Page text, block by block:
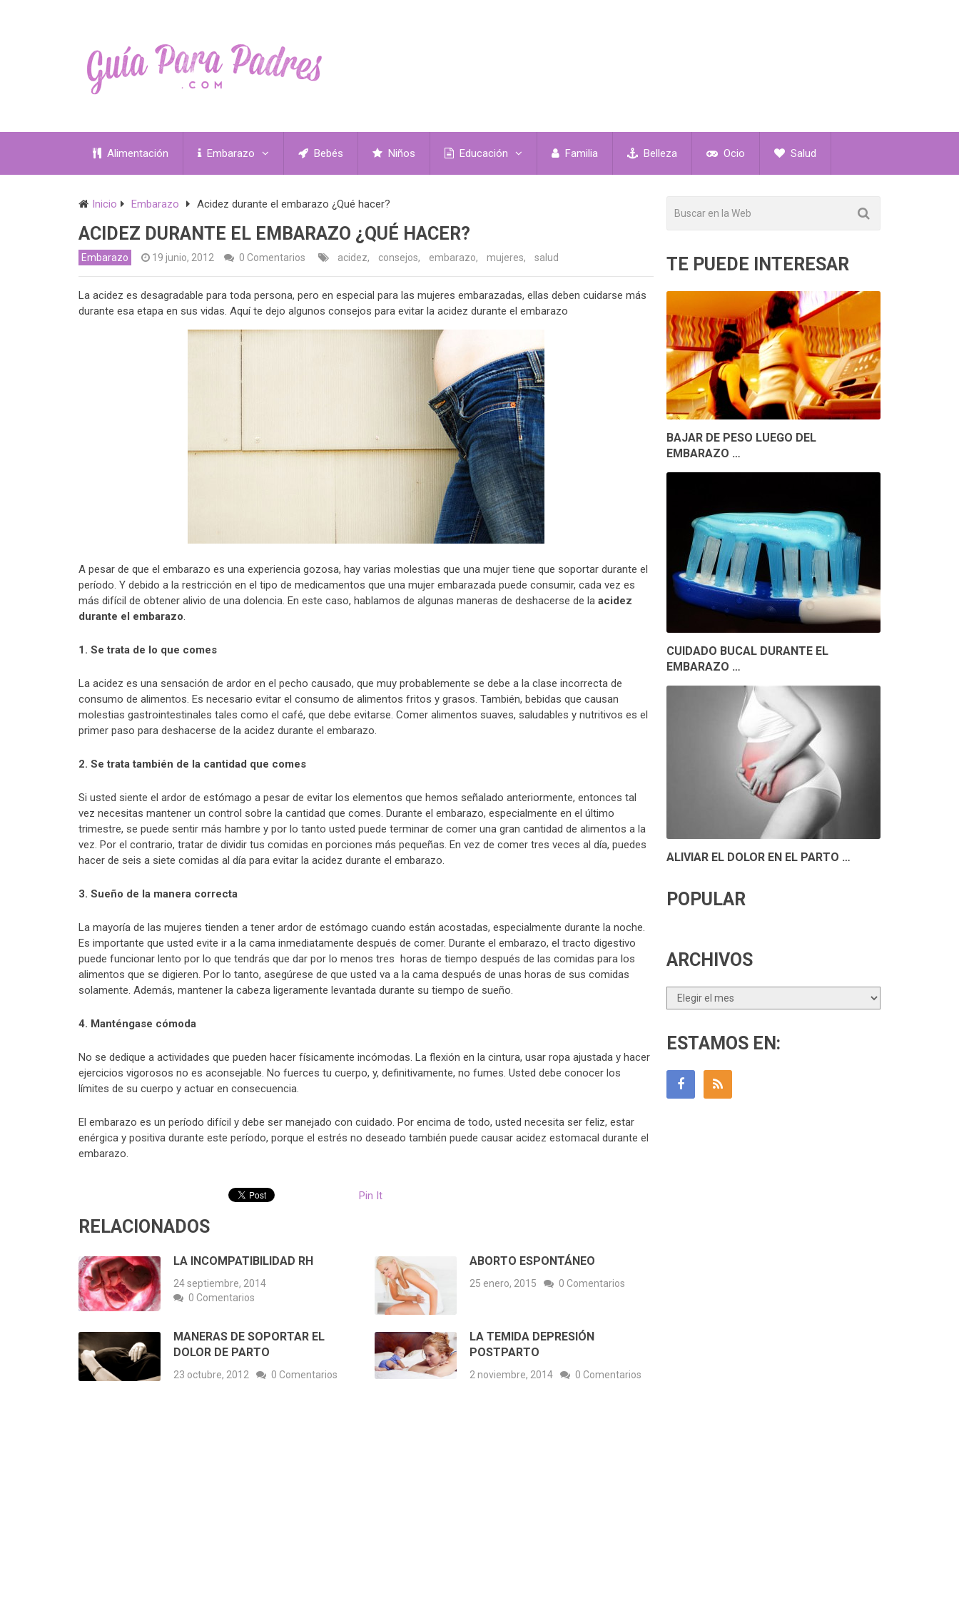
Alimentación Embarazo Bebés Niños Educación Familia Belleza Ocio Salud
Inicio Embarazo Acidez durante el embarazo ¿Qué hacer?
ACIDEZ DURANTE EL EMBARAZO ¿QUÉ HACER?
Embarazo 19 junio, 2012 0 Comentarios acidez, consejos, embarazo, mujeres, salud
La acidez es desagradable para toda persona, pero en especial para las mujeres embarazadas, ellas deben cuidarse más
durante esa etapa en sus vidas. Aquí te dejo algunos consejos para evitar la acidez durante el embarazo
A pesar de que el embarazo es una experiencia gozosa, hay varias molestias que una mujer tiene que soportar durante el
período. Y debido a la restricción en el tipo de medicamentos que una mujer embarazada puede consumir, cada vez es
más difícil de obtener alivio de una dolencia. En este caso, hablamos de algunas maneras de deshacerse de la acidez
durante el embarazo.
1. Se trata de lo que comes
La acidez es una sensación de ardor en el pecho causado, que muy probablemente se debe a la clase incorrecta de
consumo de alimentos. Es necesario evitar el consumo de alimentos fritos y grasos. También, bebidas que causan
molestias gastrointestinales tales como el café, que debe evitarse. Comer alimentos suaves, saludables y nutritivos es el
primer paso para deshacerse de la acidez durante el embarazo.
2. Se trata también de la cantidad que comes
Si usted siente el ardor de estómago a pesar de evitar los elementos que hemos señalado anteriormente, entonces tal
vez necesitas mantener un control sobre la cantidad que comes. Durante el embarazo, especialmente en el último
trimestre, se puede sentir más hambre y por lo tanto usted puede terminar de comer una gran cantidad de alimentos a la
vez. Por el contrario, tratar de dividir tus comidas en porciones más pequeñas. En vez de comer tres veces al día, puedes
hacer de seis a siete comidas al día para evitar la acidez durante el embarazo.
3. Sueño de la manera correcta
La mayoría de las mujeres tienden a tener ardor de estómago cuando están acostadas, especialmente durante la noche.
Es importante que usted evite ir a la cama inmediatamente después de comer. Durante el embarazo, el tracto digestivo
puede funcionar lento por lo que tendrás que dar por lo menos tres horas de tiempo después de las comidas para los
alimentos que se digieren. Por lo tanto, asegúrese de que usted va a la cama después de unas horas de sus comidas
solamente. Además, mantener la cabeza ligeramente levantada durante su tiempo de sueño.
4. Manténgase cómoda
No se dedique a actividades que pueden hacer físicamente incómodas. La flexión en la cintura, usar ropa ajustada y hacer
ejercicios vigorosos no es aconsejable. No fuerces tu cuerpo, y, definitivamente, no fumes. Usted debe conocer los
límites de su cuerpo y actuar en consecuencia.
El embarazo es un período difícil y debe ser manejado con cuidado. Por encima de todo, usted necesita ser feliz, estar
enérgica y positiva durante este período, porque el estrés no deseado también puede causar acidez estomacal durante el
embarazo.
Pin It
RELACIONADOS
LA INCOMPATIBILIDAD RH
24 septiembre, 2014
0 Comentarios
ABORTO ESPONTÁNEO
25 enero, 2015 0 Comentarios
MANERAS DE SOPORTAR EL
DOLOR DE PARTO
23 octubre, 2012 0 Comentarios
LA TEMIDA DEPRESIÓN
POSTPARTO
2 noviembre, 2014 0 Comentarios
TE PUEDE INTERESAR
BAJAR DE PESO LUEGO DEL
EMBARAZO …
CUIDADO BUCAL DURANTE EL
EMBARAZO …
ALIVIAR EL DOLOR EN EL PARTO …
POPULAR
ARCHIVOS
Archivos
ESTAMOS EN: